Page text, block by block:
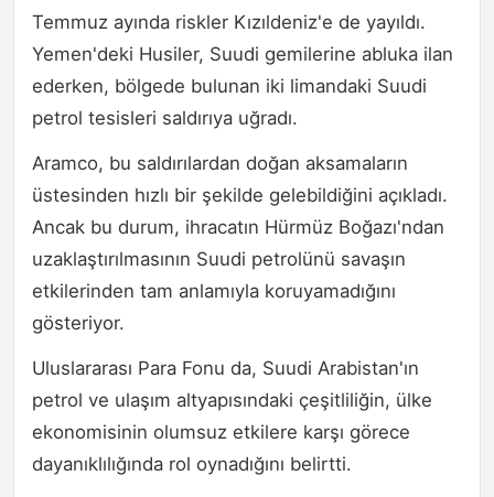
Temmuz ayında riskler Kızıldeniz'e de yayıldı.
Yemen'deki Husiler, Suudi gemilerine abluka ilan
ederken, bölgede bulunan iki limandaki Suudi
petrol tesisleri saldırıya uğradı.
Aramco, bu saldırılardan doğan aksamaların
üstesinden hızlı bir şekilde gelebildiğini açıkladı.
Ancak bu durum, ihracatın Hürmüz Boğazı'ndan
uzaklaştırılmasının Suudi petrolünü savaşın
etkilerinden tam anlamıyla koruyamadığını
gösteriyor.
Uluslararası Para Fonu da, Suudi Arabistan'ın
petrol ve ulaşım altyapısındaki çeşitliliğin, ülke
ekonomisinin olumsuz etkilere karşı görece
dayanıklılığında rol oynadığını belirtti.